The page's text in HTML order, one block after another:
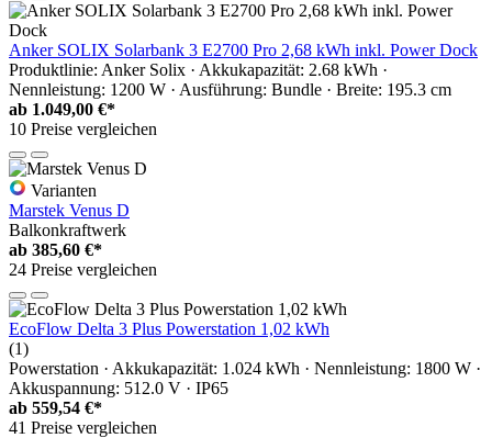
Anker SOLIX Solarbank 3 E2700 Pro 2,68 kWh inkl. Power Dock
Produktlinie: Anker Solix · Akkukapazität: 2.68 kWh ·
Nennleistung: 1200 W · Ausführung: Bundle · Breite: 195.3 cm
ab 1.049,00 €*
10 Preise vergleichen
Varianten
Marstek Venus D
Balkonkraftwerk
ab 385,60 €*
24 Preise vergleichen
EcoFlow Delta 3 Plus Powerstation 1,02 kWh
(1)
Powerstation · Akkukapazität: 1.024 kWh · Nennleistung: 1800 W ·
Akkuspannung: 512.0 V · IP65
ab 559,54 €*
41 Preise vergleichen